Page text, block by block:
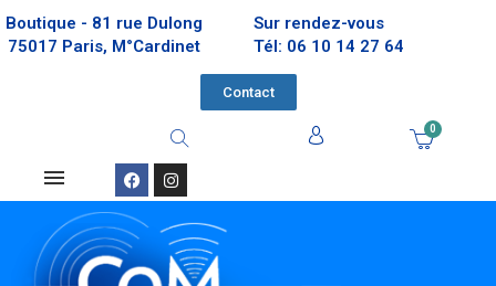
Boutique - 81 rue Dulong
75017 Paris, M°Cardinet
Sur rendez-vous
Tél: 06 10 14 27 64
Contact